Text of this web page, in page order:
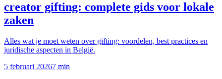
creator gifting: complete gids voor lokale
zaken
Alles wat je moet weten over gifting: voordelen, best practices en
juridische aspecten in België.
5 februari 20267 min